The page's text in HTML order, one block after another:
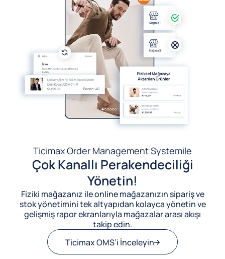
Ticimax Order Management Systemile
Çok Kanallı Perakendeciliği
Yönetin!
Fiziki mağazanız ile online mağazanızın sipariş ve
stok yönetimini tek altyapıdan kolayca yönetin ve
gelişmiş rapor ekranlarıyla mağazalar arası akışı
takip edin.
Ticimax OMS’i İnceleyin